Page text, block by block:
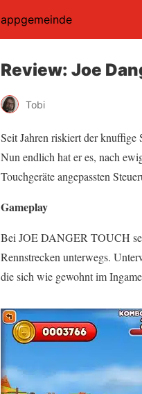
appgemeinde
Review: Joe
Tobi
Seit Jahren riskiert der knuffige
Nun endlich hat er es, nach
Touchgeräte angepassten
Gameplay
Bei JOE DANGER TOUCH
Rennstrecken unterwegs.
die sich wie gewohnt im